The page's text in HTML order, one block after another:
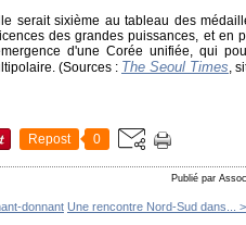
serait sixième au tableau des
des grandes puissances, et en
d'une Corée unifiée, qui
(Sources : The Seoul Times,
Repost 0
Publié par
donnant Une rencontre Nord-Sud dans...